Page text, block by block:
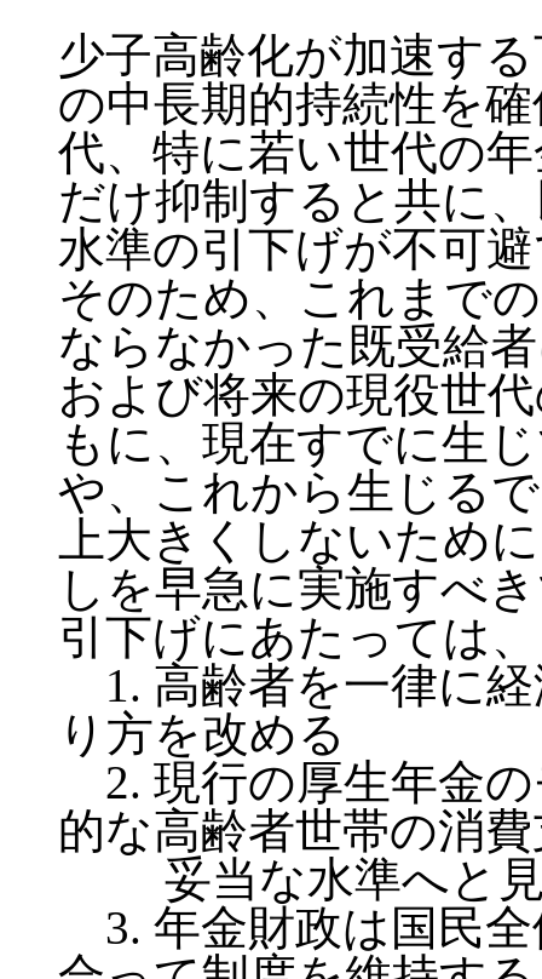
少子高齢化が加速す
の中長期的持続性を
代、特に若い世代の
だけ抑制すると共に
水準の引下げが不可
そのため、これまで
ならなかった既受給
および将来の現役世
もに、現在すでに生
や、これから生じる
上大きくしないため
しを早急に実施すべ
引下げにあたっては、
1. 高齢者を一律に
り方を改める
2. 現行の厚生年金
的な高齢者世帯の消
妥当な水準へと見
3. 年金財政は国民